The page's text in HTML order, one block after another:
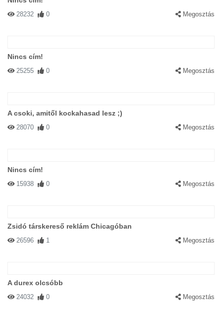
28232 0 Megosztás
Nincs cím!
25255 0 Megosztás
A csoki, amitől kockahasad lesz ;)
28070 0 Megosztás
Nincs cím!
15938 0 Megosztás
Zsidó társkereső reklám Chicagóban
26596 1 Megosztás
A durex olcsóbb
24032 0 Megosztás